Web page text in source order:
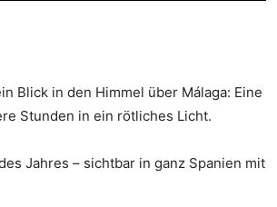
Blick in den Himmel über Málaga: Eine
Stunden in ein rötliches Licht.
Jahres – sichtbar in ganz Spanien mit